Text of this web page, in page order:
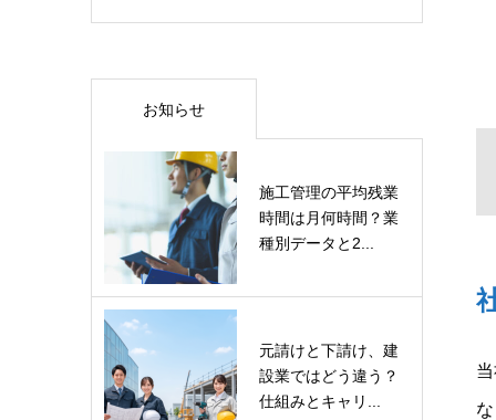
お知らせ
施工管理の平均残業
時間は月何時間？業
種別データと2...
元請けと下請け、建
設業ではどう違う？
仕組みとキャリ...